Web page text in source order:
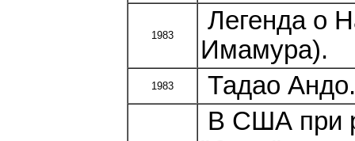
1983
Легенда о
Имамура).
1983 Тадао
В США при